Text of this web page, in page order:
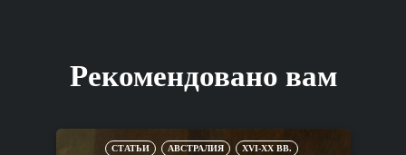
Рекомендовано вам
СТАТЬИ АВСТРАЛИЯ XVI-XX ВВ.